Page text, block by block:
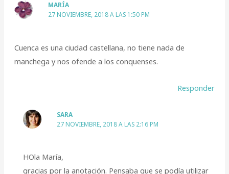
MARÍA
27 NOVIEMBRE, 2018 A LAS 1:50 PM
Cuenca es una ciudad castellana, no tiene nada de
manchega y nos ofende a los conquenses.
Responder
SARA
27 NOVIEMBRE, 2018 A LAS 2:16 PM
HOla María,
gracias por la anotación. Pensaba que se podía utilizar